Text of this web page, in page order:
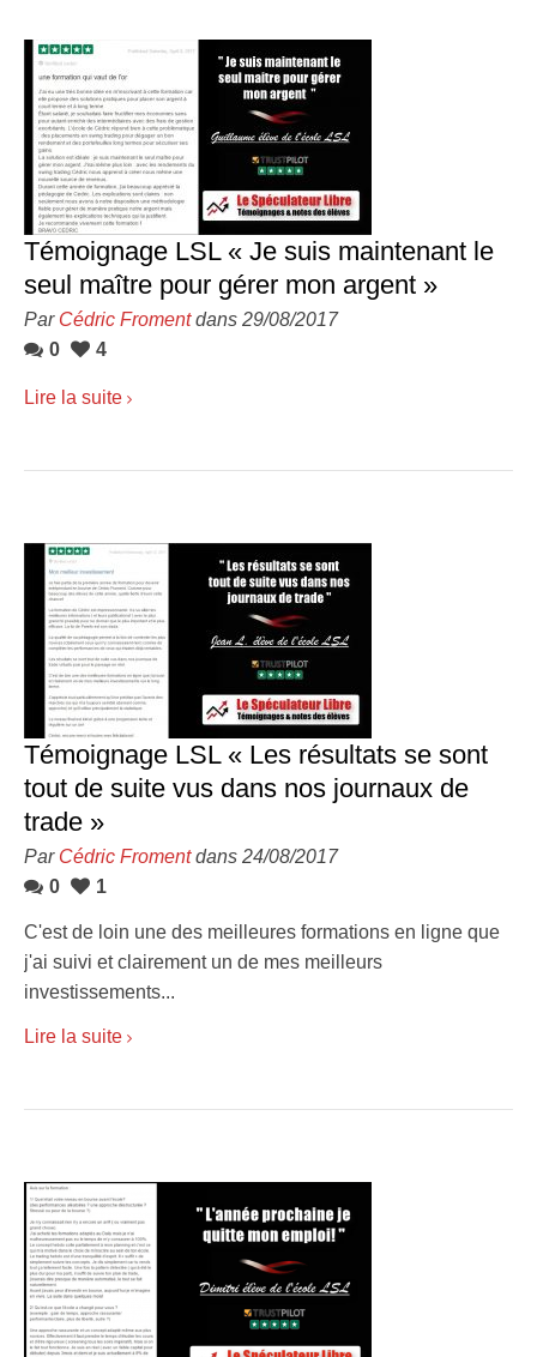
Témoignage LSL « Je suis maintenant le
seul maître pour gérer mon argent »
Par Cédric Fromentdans 29/08/2017
0
4
Lire la suite
Témoignage LSL « Les résultats se sont
tout de suite vus dans nos journaux de
trade »
Par Cédric Fromentdans 24/08/2017
0
1
C'est de loin une des meilleures formations en ligne que
j'ai suivi et clairement un de mes meilleurs
investissements...
Lire la suite